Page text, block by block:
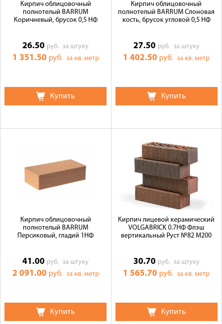
Кирпич облицовочный
полнотелый BARRUM
Коричневый, брусок 0,5 НФ
26.50 руб.за штуку
1 351.50 руб. за кв. метр
Купить
Кирпич облицовочный
полнотелый BARRUM Слоновая
кость, брусок угловой 0,5 НФ
27.50 руб. за штуку
1 402.50 руб.за кв. метр
Купить
Кирпич облицовочный
полнотелый BARRUM
Персиковый, гладий 1НФ
41.00 руб.за штуку
2 091.00 руб. за кв. метр
Купить
Кирпич лицевой керамический
VOLGABRICK 0.7НФ Флэш
вертикальный Руст №82 М200
30.70 руб. за штуку
1 565.70 руб.за кв. метр
Купить